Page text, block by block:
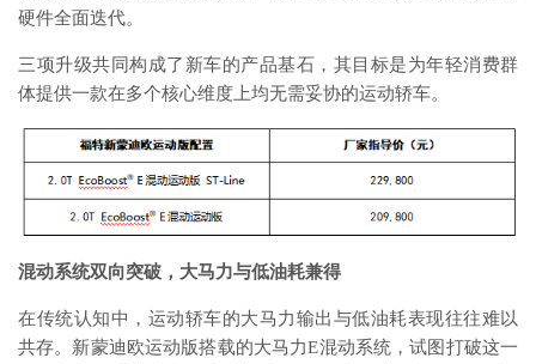
硬件全面迭代。
三项升级共同构成了新车的产品基石，其目标是为年轻消费群
体提供一款在多个核心维度上均无需妥协的运动轿车。
混动系统双向突破 ， 大马力与低油耗兼得
在传统认知中，运动轿车的大马力输出与低油耗表现往往难以
共存。新蒙迪欧运动版搭载的大马力E混动系统，试图打破这一